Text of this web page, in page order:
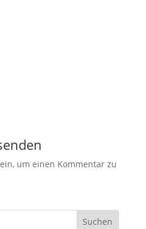
um einen Kommentar zu